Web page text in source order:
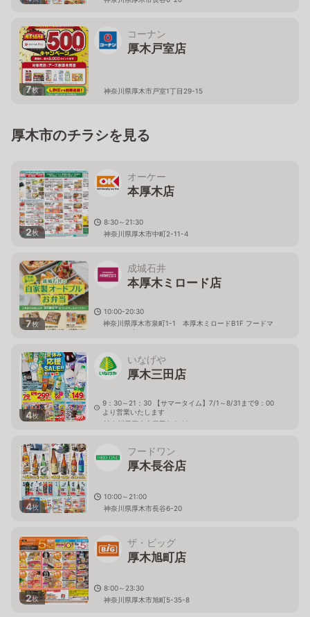
7枚
コーナン
厚木戸室店
神奈川県厚木市戸室1丁目29-15
厚木市のチラシを見る
2枚
オーケー
本厚木店
8:30～21:30
神奈川県厚木市中町2-11-4
7枚
成城石井
本厚木ミロード店
10:00-20:30
神奈川県厚木市泉町1-1 本厚木ミロードB1F フードマ
ーケット内
4枚
いなげや
厚木三田店
9：30～21：30 【サマータイム】7/1～8/31まで9：00
より営業いたします
神奈川県厚木市三田2-2-18
4枚
フードワン
厚木長谷店
10:00～21:00
神奈川県厚木市長谷6-20
2枚
ザ・ビッグ
厚木旭町店
8:00～23:30
神奈川県厚木市旭町5-35-8